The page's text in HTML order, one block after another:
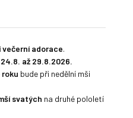
adorace.
až 29.8.2026.
bude při nedělní mši
svatých na druhé pololetí